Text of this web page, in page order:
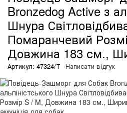
Bronzedog Active з
Шнура
Помаранчевий
Довжина 183 см.,
Артикул: 47324/Т Написати відгук